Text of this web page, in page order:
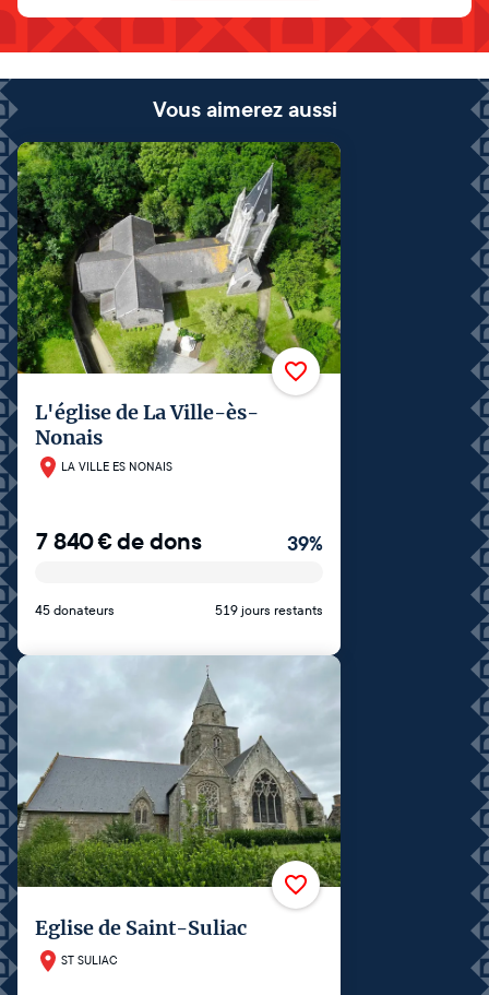
Vous aimerez aussi
L'église de La Ville-ès-
Nonais
LA VILLE ES NONAIS
7 840€de dons 39%
45 donateurs 519 jours restants
Eglise de Saint-Suliac
ST SULIAC